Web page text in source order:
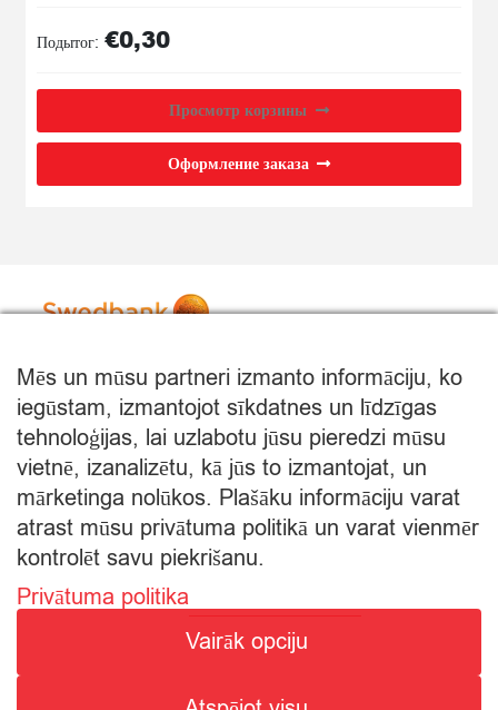
Пакет
Подытог: €0,30
Просмотр корзины
Оформление заказа
SPECIĀLĀ ATĻAUJA ALKOHOLISKO DZĒRIENU
Mēs un mūsu partneri izmanto informāciju, ko
iegūstam, izmantojot sīkdatnes un līdzīgas
tehnoloģijas, lai uzlabotu jūsu pieredzi mūsu
vietnē, izanalizētu, kā jūs to izmantojat, un
mārketinga nolūkos. Plašāku informāciju varat
atrast mūsu privātuma politikā un varat vienmēr
kontrolēt savu piekrišanu.
Privātuma politika
Vairāk opciju